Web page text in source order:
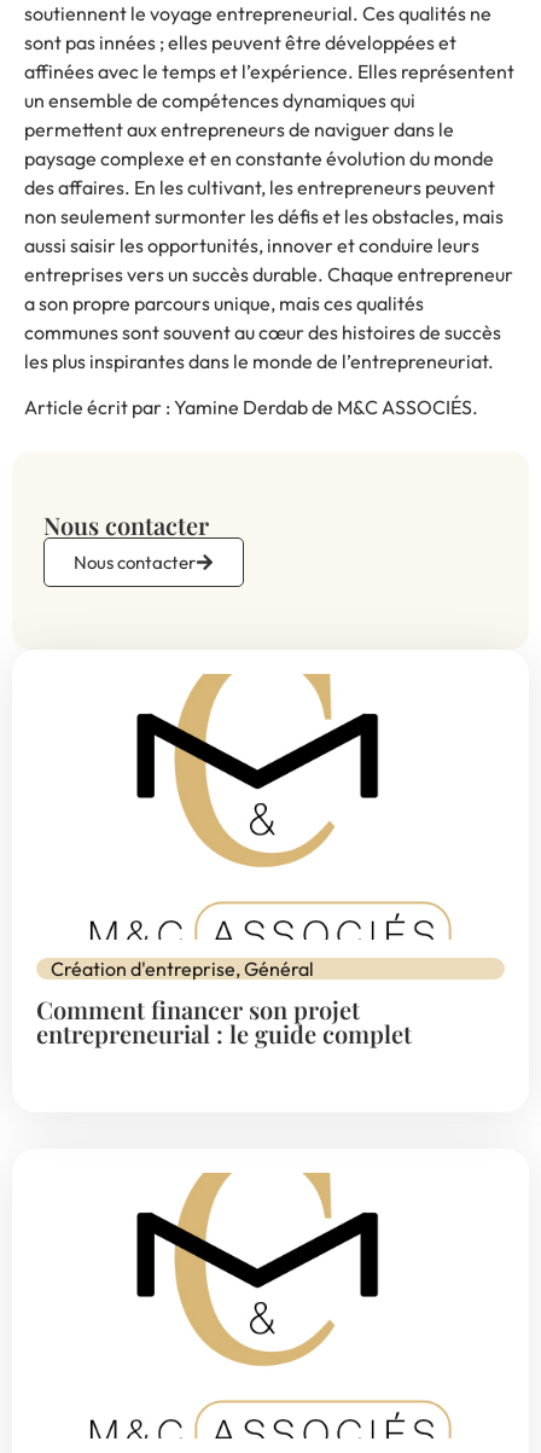
soutiennent le voyage entrepreneurial. Ces qualités ne
sont pas innées ; elles peuvent être développées et
affinées avec le temps et l’expérience. Elles représentent
un ensemble de compétences dynamiques qui
permettent aux entrepreneurs de naviguer dans le
paysage complexe et en constante évolution du monde
des affaires. En les cultivant, les entrepreneurs peuvent
non seulement surmonter les défis et les obstacles, mais
aussi saisir les opportunités, innover et conduire leurs
entreprises vers un succès durable. Chaque entrepreneur
a son propre parcours unique, mais ces qualités
communes sont souvent au cœur des histoires de succès
les plus inspirantes dans le monde de l’entrepreneuriat.
Article écrit par : Yamine Derdab de M&C ASSOCIÉS.
Nous contacter
Nous contacter
Création d'entreprise,Général
Comment financer son projet
entrepreneurial : le guide complet